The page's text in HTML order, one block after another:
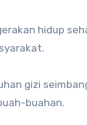
hidup
gizi
buahan.